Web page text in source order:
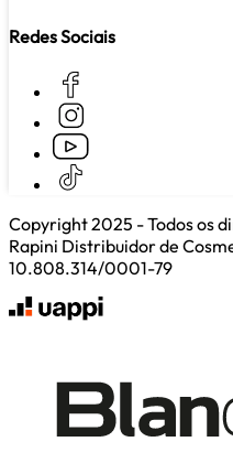
Redes Sociais
Copyright 2025 - Todos os
Rapini Distribuidor de
10.808.314/0001-79